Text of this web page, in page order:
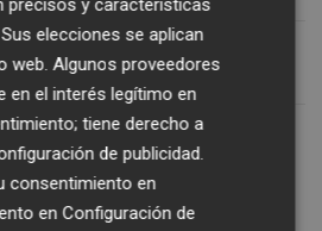
EMPRESAS
precisos y características
elecciones se aplican
web. Algunos proveedores
en el interés legítimo en
tiene derecho a
de publicidad.
consentimiento en
enConfiguración de